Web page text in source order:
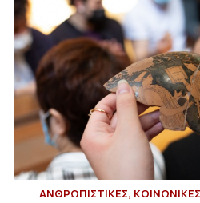
ΑΝΘΡΩΠΙΣΤΙΚΕΣ,